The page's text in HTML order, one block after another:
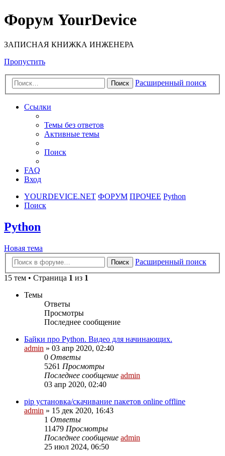
Форум YourDevice
ЗАПИСНАЯ КНИЖКА ИНЖЕНЕРА
Пропустить
Поиск Расширенный поиск
Ссылки
Темы без ответов
Активные темы
Поиск
FAQ
Вход
YOURDEVICE.NET ФОРУМ ПРОЧЕЕ Python
Поиск
Python
Новая тема
Поиск
Расширенный поиск
15 тем • Страница 1 из 1
Темы
Ответы
Просмотры
Последнее сообщение
Байки про Python. Видео для начинающих.
admin » 03 апр 2020, 02:40
0 Ответы
5261 Просмотры
Последнее сообщение admin
03 апр 2020, 02:40
pip установка/скачивание пакетов online offline
admin » 15 дек 2020, 16:43
1 Ответы
11479 Просмотры
Последнее сообщение admin
25 июл 2024, 06:50